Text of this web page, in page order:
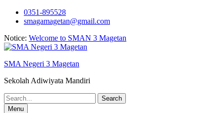
Skip
0351-895528
smagamagetan@gmail.com
Notice: Welcome to SMAN 3 Magetan
SMA Negeri 3 Magetan
Sekolah Adiwiyata Mandiri
Search
for:Menu